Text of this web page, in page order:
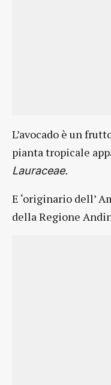
L’avocado è un
pianta tropicale
Lauraceae.
E ‘originario dell’
della Regione